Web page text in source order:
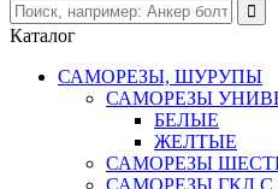
Каталог
САМОРЕЗЫ, ШУРУПЫ
САМОРЕЗЫ
БЕЛЫЕ
ЖЕЛТЫЕ
САМОРЕЗЫ
САМОРЕЗЫ ГКЛ С